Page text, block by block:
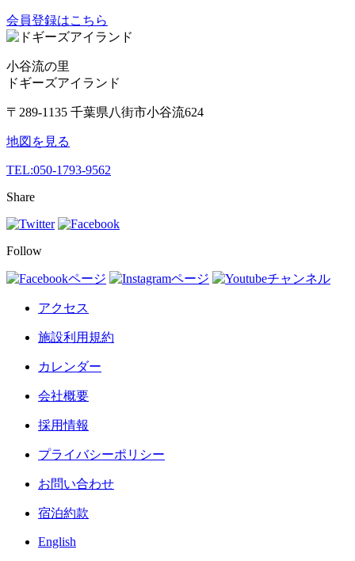
会員登録はこちら
小谷流の里
ドギーズアイランド
〒289-1135 千葉県八街市小谷流624
地図を見る
TEL:050-1793-9562
Share
Follow
アクセス
施設利用規約
カレンダー
会社概要
採用情報
プライバシーポリシー
お問い合わせ
宿泊約款
English